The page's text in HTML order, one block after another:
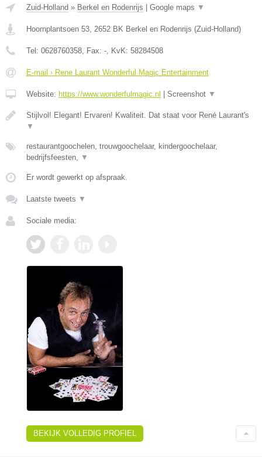
Zuid-Holland » Berkel en Rodenrijs | Google maps ▼
Hoornplantsoen 53 2652 BK Berkel en Rodenrijs (Zuid-Holland)
Tel: 0628760358 , Fax: - , KvK: 58284508
E-mail › Rene Laurant Wonderful Magic Entertainment
Website: https://www.wonderfulmagic.nl | Screenshot ▼
Stijlvol! Elegant! Ervaren! Kwaliteit. Dat staat voor René Laurant's
▼
restaurantgoochelen, trouwgoochelaar, kindergoochelaar,
bedrijfsfeesten,
▼
Er wordt gewerkt op afspraak.
Laatste tweets ▼
Sociale media:
BEKIJK VOLLEDIG PROFIEL